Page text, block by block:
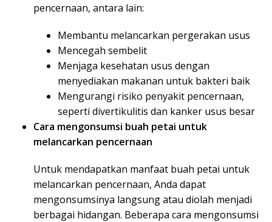
pencernaan, antara lain:
Membantu melancarkan pergerakan usus
Mencegah sembelit
Menjaga kesehatan usus dengan
menyediakan makanan untuk bakteri baik
Mengurangi risiko penyakit pencernaan,
seperti divertikulitis dan kanker usus besar
Cara mengonsumsi buah petai untuk
melancarkan pencernaan
Untuk mendapatkan manfaat buah petai untuk
melancarkan pencernaan, Anda dapat
mengonsumsinya langsung atau diolah menjadi
berbagai hidangan. Beberapa cara mengonsumsi